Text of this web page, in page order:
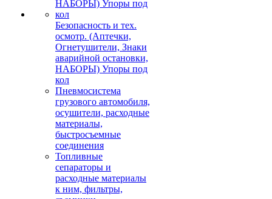
Безопасность и тех.
осмотр. (Аптечки,
Огнетушители, Знаки
аварийной остановки,
НАБОРЫ) Упоры под
кол
Пневмосистема
грузового автомобиля,
осушители, расходные
материалы,
быстросъемные
соединения
Топливные
сепараторы и
расходные материалы
к ним, фильтры,